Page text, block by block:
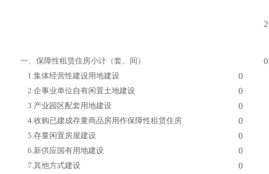
一、保障性租赁住房小计（套、间） 0
1.集体经营性建设用地建设 0
2.企事业单位自有闲置土地建设 0
3.产业园区配套用地建设 0
4.收购已建成存量商品房用作保障性租赁住房 0
5.存量闲置房屋建设 0
6.新供应国有用地建设 0
7.其他方式建设 0